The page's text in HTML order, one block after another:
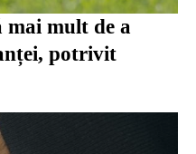
mai mult de a
potrivit